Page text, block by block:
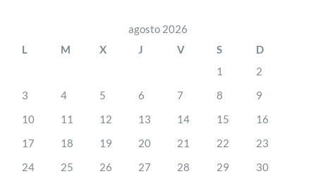
agosto 2026
L
M X J V S
D
1
2
3
4 5 6 7 8
9
10
11 12 13 14 15
16
17
18 19 20 21 22
23
24
25 26 27 28 29
30